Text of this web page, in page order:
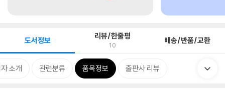
도서정보 리뷰/한줄평
10 배송/반품/교환
소개 관련분류 품목정보 출판사 리뷰